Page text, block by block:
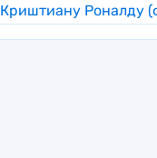
Криштиану Роналду